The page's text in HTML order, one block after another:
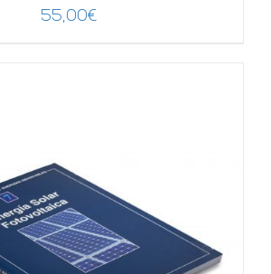
55,00€